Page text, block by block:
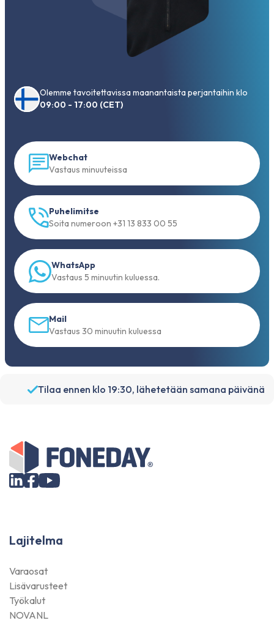
Olemme tavoitettavissa maanantaista perjantaihin klo
09:00 - 17:00 (CET)
Webchat
Vastaus minuuteissa
Puhelimitse
Soita numeroon +31 13 833 00 55
WhatsApp
Vastaus 5 minuutin kuluessa.
Mail
Vastaus 30 minuutin kuluessa
Lajitelma
Varaosat
Lisävarusteet
Työkalut
NOVANL